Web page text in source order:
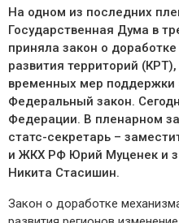
На одном из последних
Государственная Дума в
приняла закон о
развития территорий
временных мер поддержки
Федеральный закон.
Федерации. В пленарном
статс-секретарь –
и ЖКХ РФ Юрий Муценек и
Никита Стасишин.
Закон о доработке